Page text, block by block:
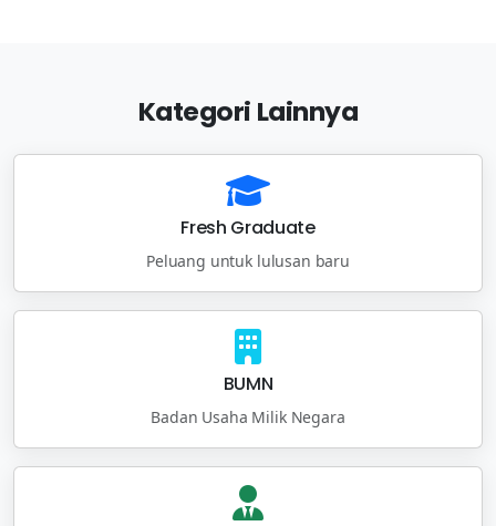
Kategori Lainnya
Fresh Graduate
Peluang untuk lulusan baru
BUMN
Badan Usaha Milik Negara